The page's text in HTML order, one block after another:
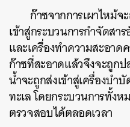
ก๊าซจากการเผาไหม้
เข้าสู่กระบวนการกำจัดสา
และเครื่องทำความสะอา
ก๊าซที่สะอาดแล้วจึงจะถูก
น้ำจะถูกส่งเข้าสู่เครื่องบำ
ทะเล โดยกระบวนการทั้ง
ตรวจสอบได้ตลอดเวลา